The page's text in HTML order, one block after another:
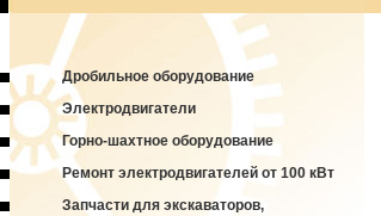
Дробильное оборудование
Электродвигатели
Горно-шахтное оборудование
Ремонт электродвигателей от 100 кВт
Запчасти для экскаваторов,